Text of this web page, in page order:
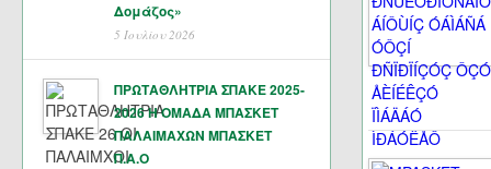
Δομάζος»
5 Ιουλίου 2026
ΠΡΩΤΑΘΛΗΤΡΙΑ ΣΠΑΚΕ 2025-
2026 Η ΟΜΑΔΑ ΜΠΑΣΚΕΤ
ΠΑΛΑΙΜΑΧΩΝ ΜΠΑΣΚΕΤ
Π.Α.Ο